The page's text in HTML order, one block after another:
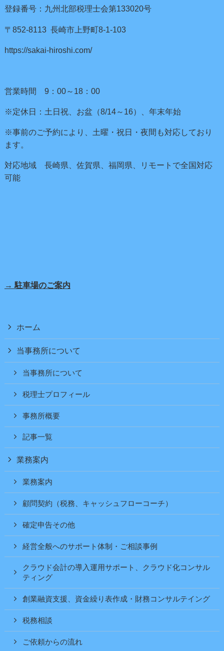
登録番号：九州北部税理士会第133020号
〒852-8113 長崎市上野町8-1-103
https://sakai-hiroshi.com/
営業時間 9：00～18：00
※定休日：土日祝、お盆（8/14～16）、年末年始
※事前のご予約により、土曜・祝日・夜間も対応しており
ます。
対応地域 長崎県、佐賀県、福岡県、リモートで全国対応
可能
→ 駐車場のご案内
ホーム
当事務所について
当事務所について
税理士プロフィール
事務所概要
記事一覧
業務案内
業務案内
顧問契約（税務、キャッシュフローコーチ）
確定申告その他
経営全般へのサポート体制・ご相談事例
クラウド会計の導入運用サポート、クラウド化コンサル
ティング
創業融資支援、資金繰り表作成・財務コンサルテイング
税務相談
ご依頼からの流れ